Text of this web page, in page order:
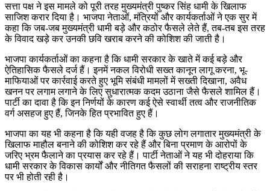
सत्ता पक्ष ने इस मामले को पूरी तरह मुख्यमंत्री पुष्कर सिंह धामी के खिलाफ
साजिश करार दिया है। भाजपा नेताओं, मंत्रियों और कार्यकर्ताओं ने एक सुर में
कहा कि जब-जब मुख्यमंत्री धामी बड़े और कठोर फैसले लेते हैं, तब-तब इस तरह
के विवाद खड़े कर उनकी छवि खराब करने की कोशिश की जाती है।
भाजपा कार्यकर्ताओं का कहना है कि धामी सरकार के खाते में कई बड़े और
ऐतिहासिक फैसले दर्ज हैं। इनमें नकल विरोधी सख्त कानून लागू करना, भू-
माफियाओं पर कार्रवाई करते हुए भूमि संबंधी मामलों में सख्ती दिखाना, अवैध
खनन पर लगाम लगाने के लिए सुधारात्मक कदम उठाना जैसे फैसले शामिल हैं।
पार्टी का दावा है कि इन निर्णयों के कारण कई ऐसे स्वार्थी तत्व और राजनीतिक
वर्ग असहज हुए हैं, जिनके हित प्रभावित हुए हैं।
भाजपा का यह भी कहना है कि यही वजह है कि कुछ लोग लगातार मुख्यमंत्री के
खिलाफ माहौल बनाने की कोशिश कर रहे हैं और बिना प्रमाण के आरोपों के
जरिए भ्रम फैलाने का प्रयास कर रहे हैं। पार्टी नेताओं ने यह भी दोहराया कि
धामी सरकार के विकास कार्यों और नीतिगत फैसलों की सराहना राष्ट्रीय स्तर
पर भी होती रही है।